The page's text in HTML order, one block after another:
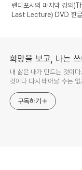
랜디포시의 마지막 강의
Last Lecture) DVD 한
희망을 보고, 나는 쓰
내 삶은 내가 만드는 것이
것이다 다시 태어날 수는
구독하기